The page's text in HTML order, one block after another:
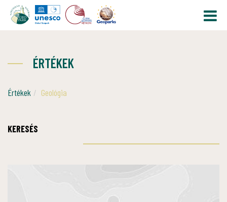
ÉRTÉKEK
Értékek Geológia
KERESÉS